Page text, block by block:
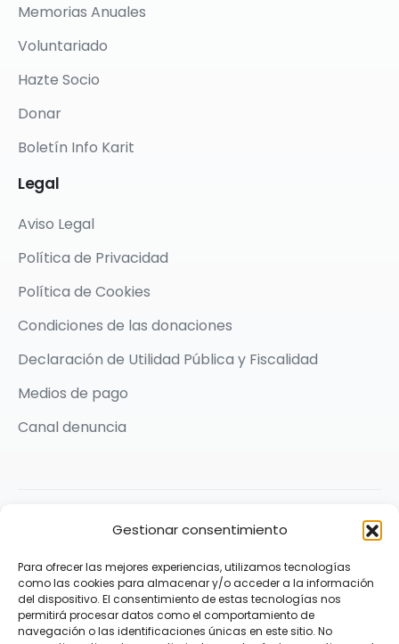
Gestionar consentimiento
Para ofrecer las mejores experiencias, utilizamos tecnologías
como las cookies para almacenar y/o acceder a la información
del dispositivo. El consentimiento de estas tecnologías nos
permitirá procesar datos como el comportamiento de
navegación o las identificaciones únicas en este sitio. No
Memorias Anuales
Voluntariado
Hazte Socio
Donar
Boletín Info Karit
Legal
Aviso Legal
Política de Privacidad
Política de Cookies
Condiciones de las donaciones
Declaración de Utilidad Pública y Fiscalidad
Medios de pago
Canal denuncia
Praxis Comunicación
Síguenos